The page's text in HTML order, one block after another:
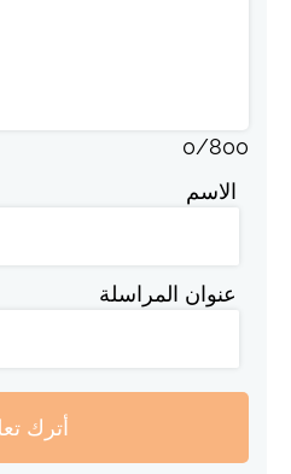
0/800
الاسم
عنوان المراسلة
أترك